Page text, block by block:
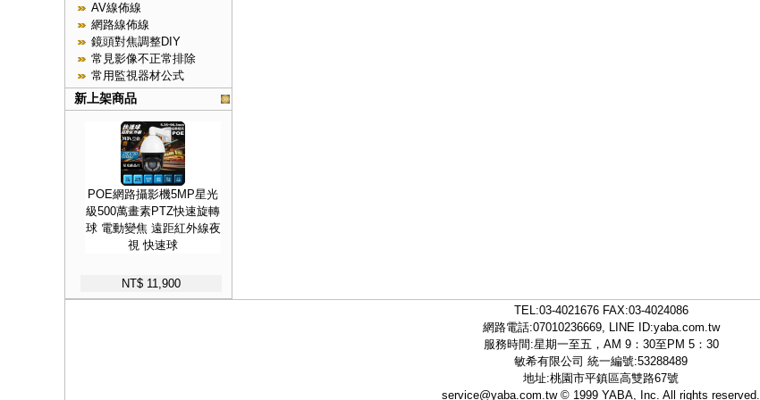
AV線佈線
網路線佈線
鏡頭對焦調整DIY
常見影像不正常排除
常用監視器材公式
新上架商品
POE網路攝影機5MP星光
級500萬畫素PTZ快速旋轉
球 電動變焦 遠距紅外線夜
視 快速球
NT$ 11,900
TEL:03-4021676FAX:03-4024086
網路電話:07010236669, LINE ID:yaba.com.tw
服務時間:星期一至五，AM 9：30至PM 5：30
敏希有限公司 統一編號:53288489
地址:桃園市平鎮區高雙路67號
service@yaba.com.tw© 1999 YABA, Inc. All rights reserved.